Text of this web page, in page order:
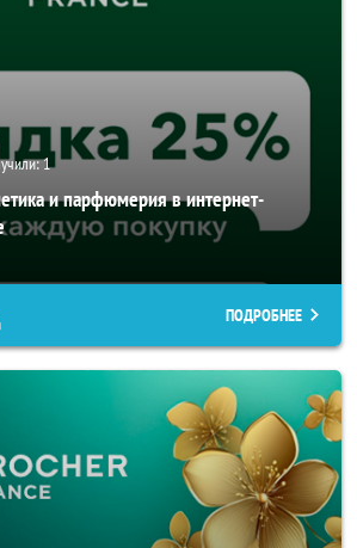
1
и парфюмерия в интернет-
ПОДРОБНЕЕ